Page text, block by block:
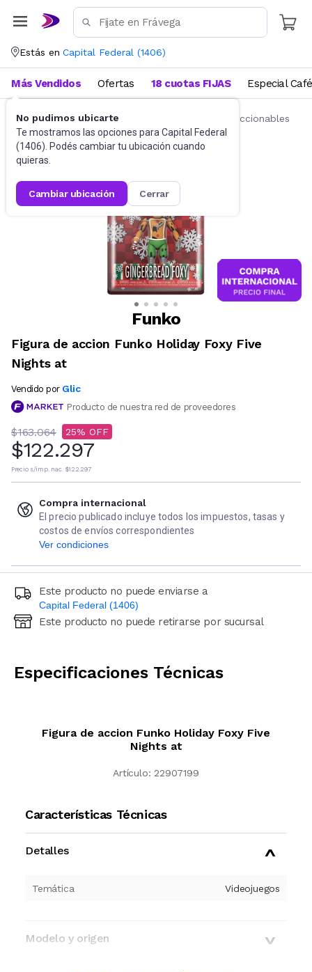
Estás en Capital Federal (1406)
No pudimos ubicarte
Te mostramos las opciones para Capital Federal
(1406). Podés cambiar tu ubicación cuando
quieras.
cambiar ubicación cerrar
Más Vendidos Ofertas 18 cuotas FIJAS Especial Café
Juguetes y Juegos Figuras de acción y coleccionables
Funko
Figura de accion Funko Holiday Foxy Five
Nights at
Vendido por Glic
Producto de nuestra red de proveedores
$163.064 25
$122.297
Precio s/imp. nac. $122.297
Compra internacional
El precio publicado incluye todos los impuestos, tasas y
costos de envíos correspondientes
Ver condiciones
Este producto no puede enviarse a
Capital Federal (1406)
Ingresá código postal (sólo números)
Este producto no puede retirarse por sucursal
Especificaciones Técnicas
Figura de accion Funko Holiday Foxy Five
Nights at
Artículo: 22907199
Características Técnicas
Detalles
Temática Videojuegos
Modelo y origen